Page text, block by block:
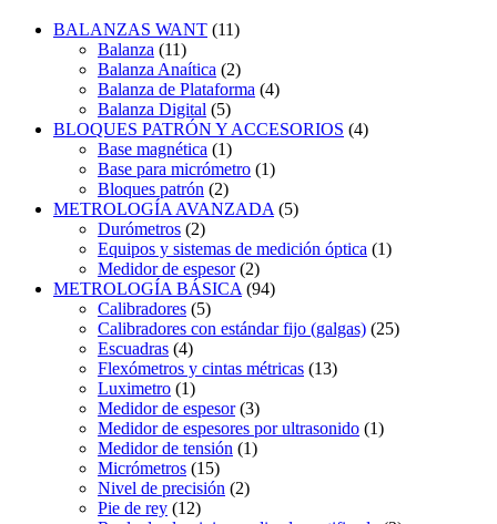
BALANZAS WANT (11)
Balanza (11)
Balanza Anaítica (2)
Balanza de Plataforma (4)
Balanza Digital (5)
BLOQUES PATRÓN Y ACCESORIOS (4)
Base magnética (1)
Base para micrómetro (1)
Bloques patrón (2)
METROLOGÍA AVANZADA (5)
Durómetros (2)
Equipos y sistemas de medición óptica (1)
Medidor de espesor (2)
METROLOGÍA BÁSICA (94)
Calibradores (5)
Calibradores con estándar fijo (galgas) (25)
Escuadras (4)
Flexómetros y cintas métricas (13)
Luximetro (1)
Medidor de espesor (3)
Medidor de espesores por ultrasonido (1)
Medidor de tensión (1)
Micrómetros (15)
Nivel de precisión (2)
Pie de rey (12)